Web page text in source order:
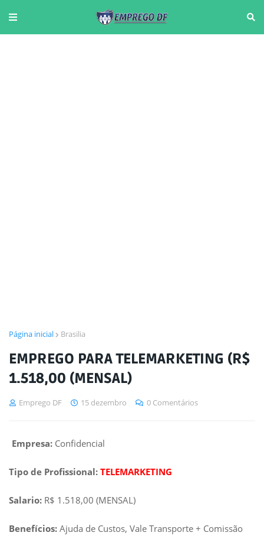
Página inicial Brasilia
EMPREGO PARA TELEMARKETING (R$
1.518,00 (MENSAL)
Emprego DF 15 dezembro 0 Comentários
Empresa: Confidencial
Tipo de Profissional: TELEMARKETING
Salario: R$ 1.518,00 (MENSAL)
Benefícios: Ajuda de Custos, Vale Transporte + Comissão